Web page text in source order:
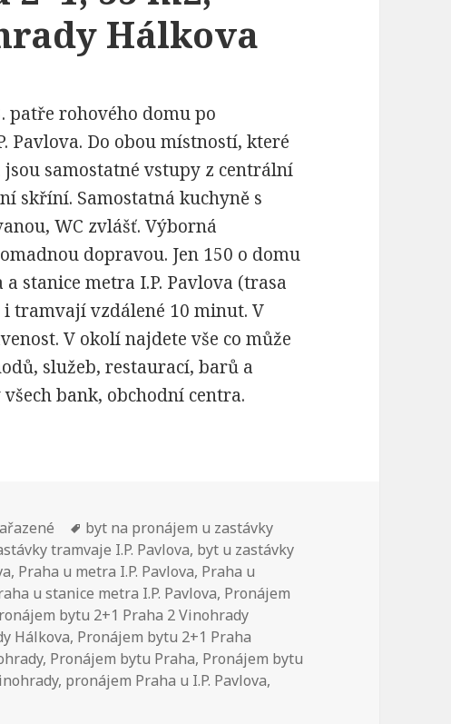
Hálkova
patře rohového domu po
Pavlova. Do obou místností, které
samostatné vstupy z centrální
skříní. Samostatná kuchyně s
WC zvlášť. Výborná
dopravou. Jen 150 o domu
stanice metra I.P. Pavlova (trasa
i tramvají vzdálené 10 minut. V
V okolí najdete vše co může
služeb, restaurací, barů a
bank, obchodní centra.
Štítky:
byt na pronájem u zastávky
tramvaje I.P. Pavlova, byt u zastávky
, Praha u metra I.P. Pavlova, Praha u
u stanice metra I.P. Pavlova, Pronájem
bytu 2+1 Praha 2 Vinohrady
Hálkova, Pronájem bytu 2+1 Praha
, Pronájem bytu Praha, Pronájem bytu
, pronájem Praha u I.P. Pavlova,